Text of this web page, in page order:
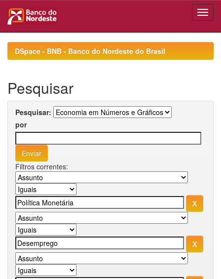
navigationDSpace - BNB - Banco do Nordeste do Brasil
Pesquisar
Pesquisar:
por
Filtros correntes: